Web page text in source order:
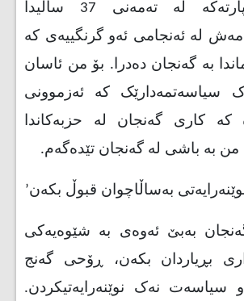
هاوسەرۆکی پارتەکە لە تەمەنی 37 ساڵیدا
لە ئەنجامی ئەو گرنگییەی کە
بە گەنجان دەدرا. بۆ من ئاسان
سیاسەتمەدارێک کە ئەزموونی
کە کاری گەنجان لە حزبەکاندا
من بە باشی لە گەنجان تێدەگەم.
بەساڵاچوان قبوڵ بکەن’
بەبێ ئەوەی بە شێوەیەکی
بڕیاردان بکەن، ڕۆحی گەنج
سیاسەت نەک نوێنەرایەتیکردن.